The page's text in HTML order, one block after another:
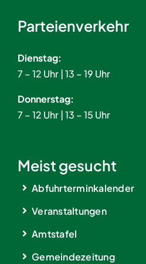
Parteienverkehr
Dienstag:
7 – 12 Uhr | 13 – 19 Uhr
Donnerstag:
7 – 12 Uhr | 13 – 15 Uhr
Meist gesucht
Abfuhrterminkalender
Veranstaltungen
Amtstafel
Gemeindezeitung